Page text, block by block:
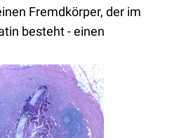
Fremdkörper, der im
besteht - einen